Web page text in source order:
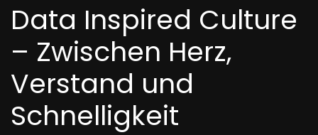
Data Inspired Culture
– Zwischen Herz,
Verstand und
Schnelligkeit